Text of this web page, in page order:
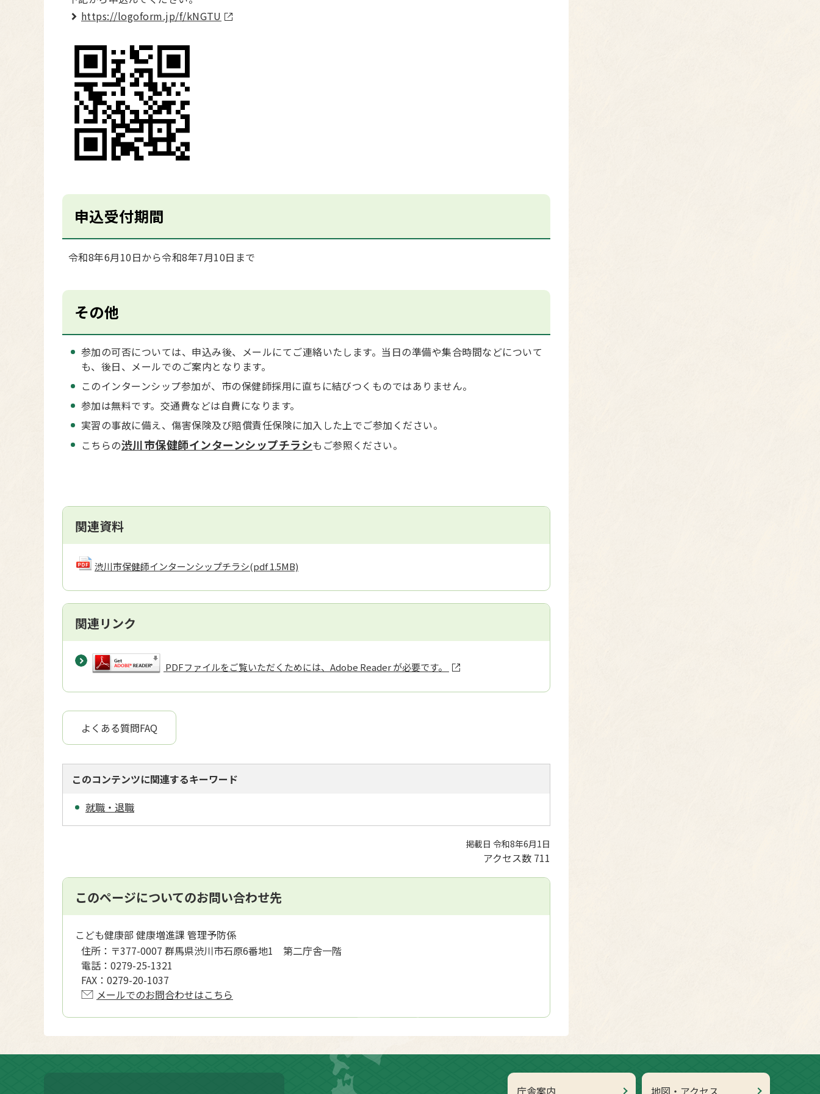
https://logoform.jp/f/kNGTU
申込受付期間
令和8年6月10日から令和8年7月10日まで
その他
参加の可否については、申込み後、メールにてご連絡いたします。当日の準備や集合時間などについて
も、後日、メールでのご案内となります。
このインターンシップ参加が、市の保健師採用に直ちに結びつくものではありません。
参加は無料です。交通費などは自費になります。
実習の事故に備え、傷害保険及び賠償責任保険に加入した上でご参加ください。
こちらの渋川市保健師インターンシップチラシもご参照ください。
関連資料
渋川市保健師インターンシップチラシ(pdf 1.5MB)
関連リンク
PDFファイルをご覧いただくためには、Adobe Reader が必要です。
よくある質問FAQ
このコンテンツに関連するキーワード
就職・退職
掲載日 令和8年6月1日
アクセス数 711
このページについてのお問い合わせ先
こども健康部 健康増進課 管理予防係
住所： 〒377-0007 群馬県渋川市石原6番地1 第二庁舎一階
電話： 0279-25-1321
FAX： 0279-20-1037
メールでのお問合わせはこちら
庁舎案内 地図・アクセス